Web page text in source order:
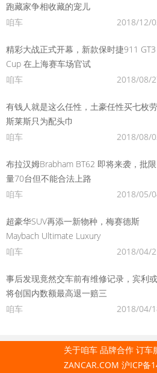
跑藏家争相收藏的宠儿
咱车
2018/12/
精彩大战正式开幕，新款保时捷911 GT3
Cup 在上海赛车场官试
咱车
2018/08/
有钱人就是这么任性，土豪任性买七枚劳
斯莱斯只为配头巾
咱车
2018/08/
布拉汉姆Brabham BT62 即将来袭，批限
量70台但不能合法上路
咱车
2018/05/
超豪华SUV再添一新物种，梅赛德斯
Maybach Ultimate Luxury
咱车
2018/04/
事后发现竟然交车前有维修记录，宾利或
将创国内数额最高退一赔三
咱车
2018/04/
关于咱车 品牌合作 订车
ZANCAR.COM 沪ICP备